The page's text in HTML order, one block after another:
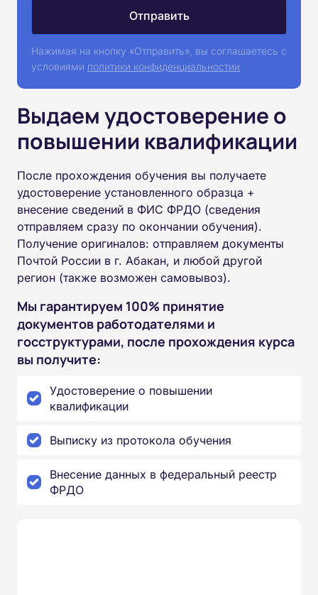
Нажимая на кнопку «Отправить», вы соглашаетесь с
условиями политики конфиденциальностии
Выдаем удостоверение о
повышении квалификации
После прохождения обучения вы получаете
удостоверение установленного образца +
внесение сведений в ФИС ФРДО (сведения
отправляем сразу по окончании обучения).
Получение оригиналов: отправляем документы
Почтой России в г. Абакан, и любой другой
регион (также возможен самовывоз).
Мы гарантируем 100% принятие
документов работодателями и
госструктурами, после прохождения курса
вы получите:
Удостоверение о повышении
квалификации
Выписку из протокола обучения
Внесение данных в федеральный реестр
ФРДО